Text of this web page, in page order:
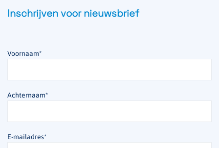
Inschrijven voor nieuwsbrief
Voornaam*
Achternaam*
E-mailadres*